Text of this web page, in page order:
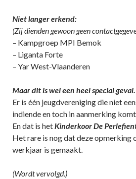
Niet langer erkend:
(Zij dienden gewoon geen
– Kampgroep MPI Bemok
– Liganta Forte
– Yar West-Vlaanderen
Maar dit is wel een heel special geval.
Er is één jeugdvereniging die niet
indiende en toch in aanmerking
En dat is hetKinderkoor De
Het rare is nog dat deze opmerking
werkjaar is gemaakt.
(Wordt vervolgd.)